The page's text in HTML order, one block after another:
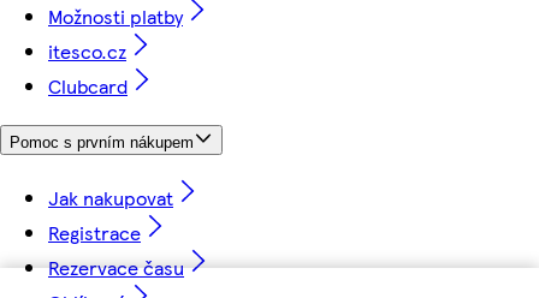
Možnosti platby
itesco.cz
Clubcard
Pomoc s prvním nákupem
Jak nakupovat
Registrace
Rezervace času